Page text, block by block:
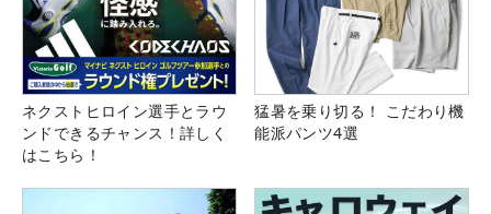
ネクストヒロイン選手とラウ
ンドできるチャンス！詳しく
はこちら！
猛暑を乗り切る！ こだわり機
能派パンツ4選